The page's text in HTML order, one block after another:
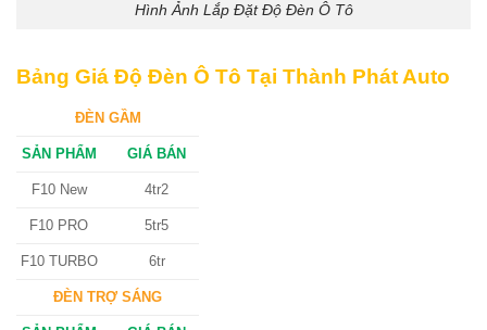
Hình Ảnh Lắp Đặt Độ Đèn Ô Tô
Bảng Giá Độ Đèn Ô Tô Tại Thành Phát Auto
ĐÈN GẦM
SẢN PHẨM GIÁ BÁN
F10 New 4tr2
F10 PRO 5tr5
F10 TURBO 6tr
ĐÈN TRỢ SÁNG